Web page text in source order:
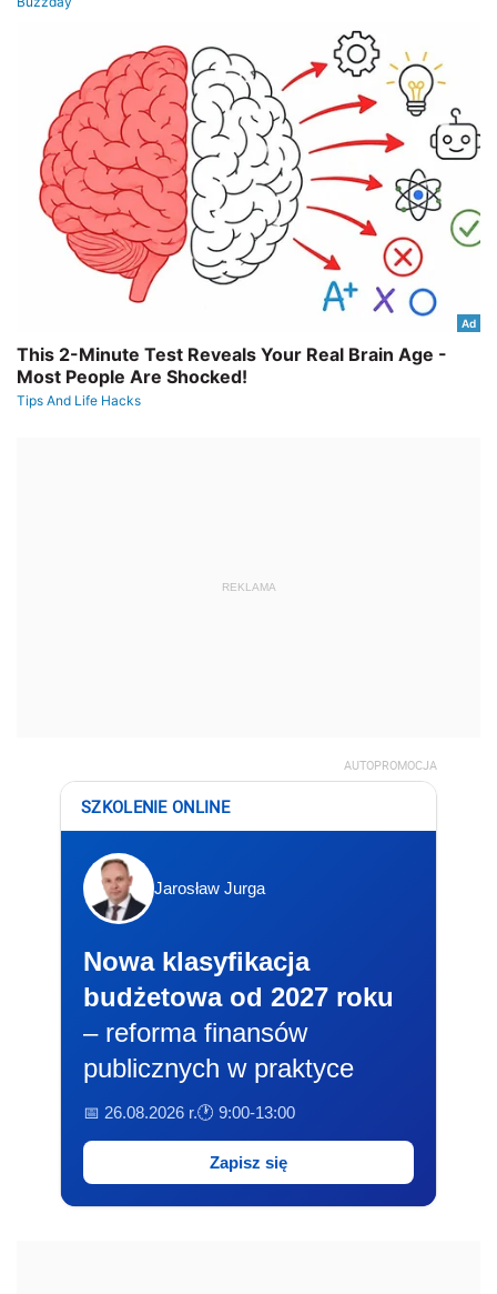
REKLAMA
AUTOPROMOCJA
SZKOLENIE ONLINE
Jarosław Jurga
Nowa klasyfikacja
budżetowa od 2027 roku
– reforma finansów
publicznych w praktyce
📅 26.08.2026 r.🕐 9:00-13:00
Zapisz się